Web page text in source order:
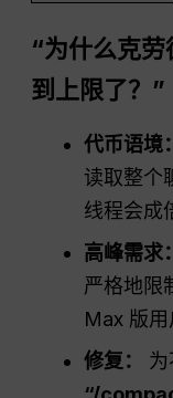
“为什么克
到上限了？”
代币语境：
读取整个
线程会成
高峰需求：
严格地限
Max 版用
修复：